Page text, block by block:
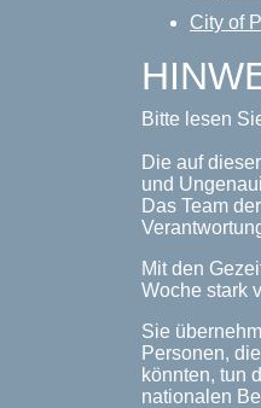
City of
Bitte lesen
Die auf
und
Das Team
Mit den
Woche stark
Sie
Personen,
könnten, tun
nationalen